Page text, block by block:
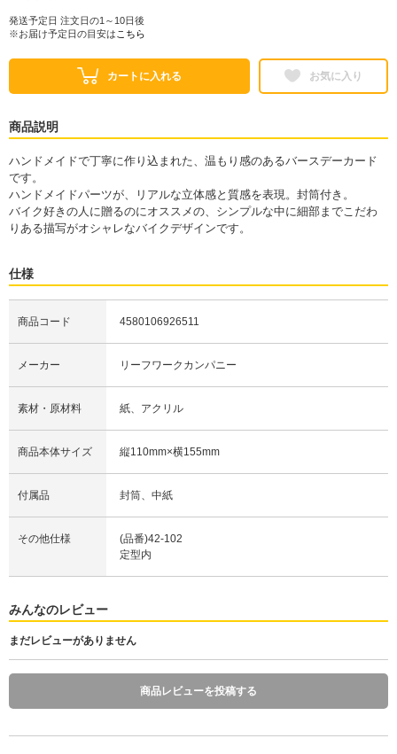
発送予定日 注文日の1～10日後
※お届け予定日の目安は こちら
カートに入れる お気に入り
商品説明
ハンドメイドで丁寧に作り込まれた、温もり感のあるバースデーカード
です。
ハンドメイドパーツが、リアルな立体感と質感を表現。封筒付き。
バイク好きの人に贈るのにオススメの、シンプルな中に細部までこだわ
りある描写がオシャレなバイクデザインです。
仕様
商品コード 4580106926511
メーカー リーフワークカンパニー
素材・原材料 紙、アクリル
商品本体サイズ 縦110mm×横155mm
付属品 封筒、中紙
その他仕様
(品番)42-102
定型内
みんなのレビュー
まだレビューがありません
商品レビューを投稿する